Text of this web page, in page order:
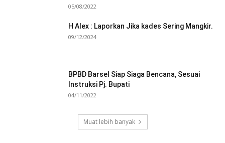
05/08/2022
H Alex : Laporkan Jika kades Sering Mangkir.
09/12/2024
BPBD Barsel Siap Siaga Bencana, Sesuai
Instruksi Pj. Bupati
04/11/2022
Muat lebih banyak